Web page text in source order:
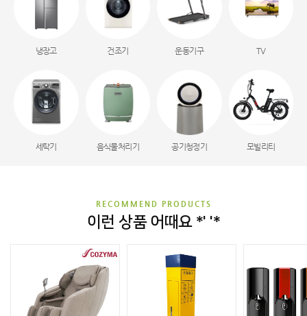
냉장고 건조기 운동기구 TV
세탁기 음식물처리기 공기청정기 모빌리티
RECOMMEND PRODUCTS
이런 상품 어때요 *' '*